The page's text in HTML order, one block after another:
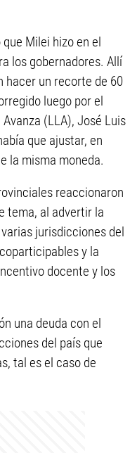
Milei hizo en el
los gobernadores. Allí
hacer un recorte de 60
luego por el
(LLA), José Luis
que ajustar, en
la misma moneda.
reaccionaron
tema, al advertir la
jurisdicciones del
y la
docente y los
una deuda con el
del país que
tal es el caso de